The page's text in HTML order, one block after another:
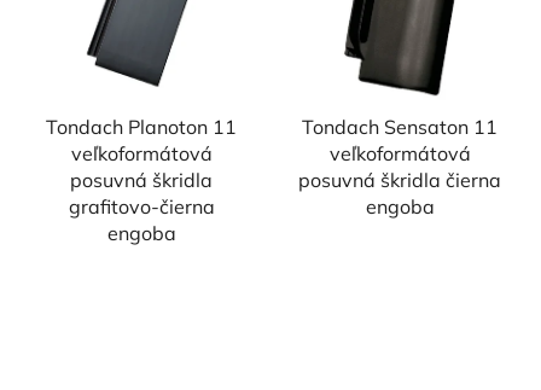
Tondach Planoton 11
veľkoformátová
posuvná škridla
grafitovo-čierna
engoba
Tondach Sensaton 11
veľkoformátová
posuvná škridla čierna
engoba